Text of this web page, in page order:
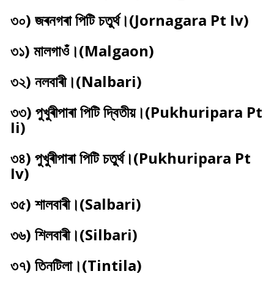
৩০) জৰনগৰা পিটি চতুৰ্থ।(Jornagara Pt Iv)
৩১) মালগাওঁ।(Malgaon)
৩২) নলবাৰী।(Nalbari)
৩৩) পুখুৰীপাৰা পিটি দ্বিতীয়।(Pukhuripara Pt
Ii)
৩৪) পুখুৰীপাৰা পিটি চতুৰ্থ।(Pukhuripara Pt
Iv)
৩৫) শালবাৰী।(Salbari)
৩৬) শিলবাৰী।(Silbari)
৩৭) তিনটিলা।(Tintila)